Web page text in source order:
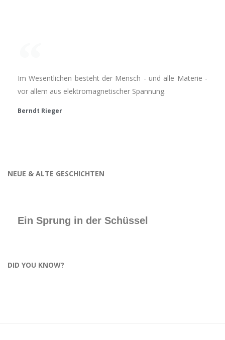
Im Wesentlichen besteht der Mensch - und alle Materie -
vor allem aus elektromagnetischer Spannung.
Berndt Rieger
NEUE & ALTE GESCHICHTEN
Ein Sprung in der Schüssel
DID YOU KNOW?